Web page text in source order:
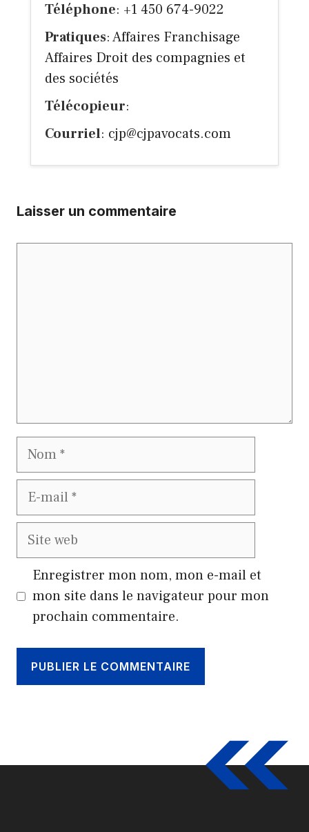
Téléphone: +1 450 674-9022
Pratiques: Affaires Franchisage
Affaires Droit des compagnies et
des sociétés
Télécopieur:
Courriel: cjp@cjpavocats.com
Laisser un commentaire
Nom
E-
mail
Site
web
Enregistrer mon nom, mon e-mail et
mon site dans le navigateur pour mon
prochain commentaire.